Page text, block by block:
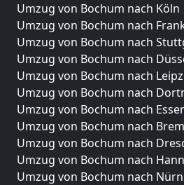
Umzug von Bochum nach Köln
Umzug von Bochum nach
Umzug von Bochum nach
Umzug von Bochum nach
Umzug von Bochum nach
Umzug von Bochum nach
Umzug von Bochum nach
Umzug von Bochum nach
Umzug von Bochum nach
Umzug von Bochum nach
Umzug von Bochum nach